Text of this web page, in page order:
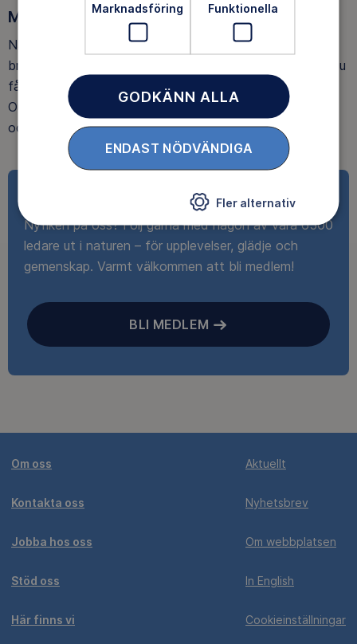
Medlemsförmåner
När du blir medlem får du Magasin Friluftsliv i din
brevlåda, med tips, tester och inspirerande reportage. Du
får också fina rabatter, som upp till 25% rabatt på
Outnorth och 20 % rabatt på utvalda boenden och ski-
och spårpass hos Idre Fjäll.
Nyfiken på oss? Följ gärna med någon av våra 6500
ledare ut i naturen – för upplevelser, glädje och
gemenskap. Varmt välkommen att bli medlem!
BLI MEDLEM
Om oss
Kontakta oss
Jobba hos oss
Stöd oss
Här finns vi
Aktuellt
Nyhetsbrev
Om webbplatsen
In English
Cookieinställningar
Marknadsföring Funktionella
GODKÄNN ALLA
ENDAST NÖDVÄNDIGA
Fler alternativ